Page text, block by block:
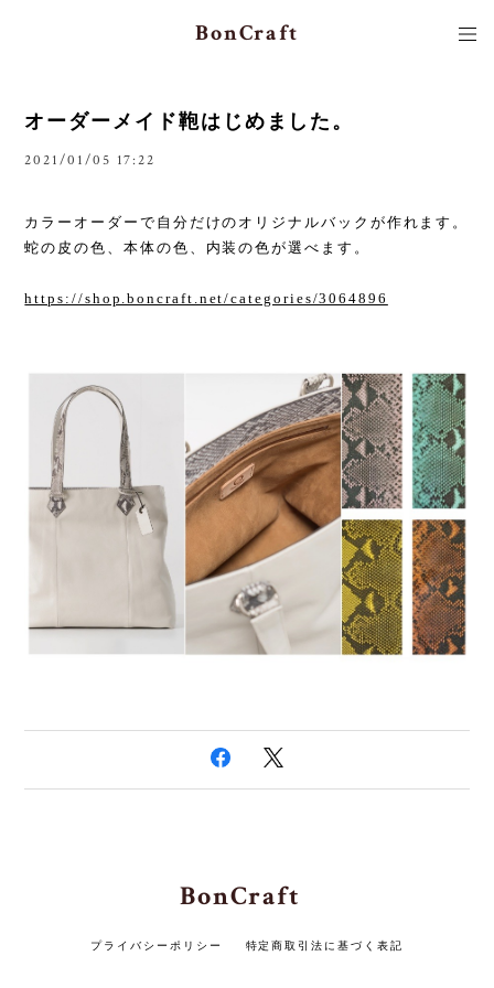
BonCraft
オーダーメイド鞄はじめました。
2021/01/05 17:22
カラーオーダーで自分だけのオリジナルバックが作れます。
蛇の皮の色、本体の色、内装の色が選べます。
https://shop.boncraft.net/categories/3064896
BonCraft
プライバシーポリシー 特定商取引法に基づく表記